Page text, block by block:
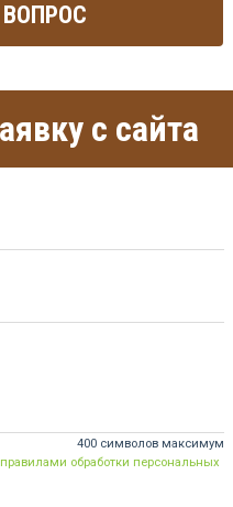
с сайта
400 символов максимум
обработки персональных